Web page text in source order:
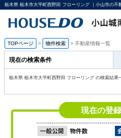
栃木県 栃木市大平町西野田 フローリング ｜小山市の不
TOPページ > 物件検索 > 不動産情報一覧
現在の検索条件
栃木県 栃木市大平町西野田 フローリング の検索結果
現在の登